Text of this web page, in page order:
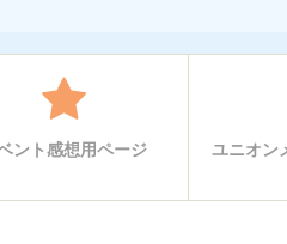
ント感想用ページ
ユニオン